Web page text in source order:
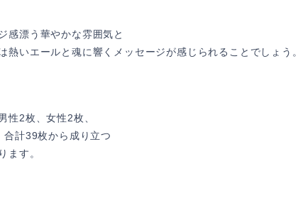
感漂う華やかな雰囲気と
熱いエールと魂に響くメッセージが感じられることでしょう。
性2枚、女性2枚、
合計39枚から成り立つ
ます。